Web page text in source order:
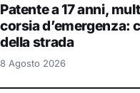
Patente a 17 anni,
corsia d’emergenza:
della strada
8 Agosto 2026